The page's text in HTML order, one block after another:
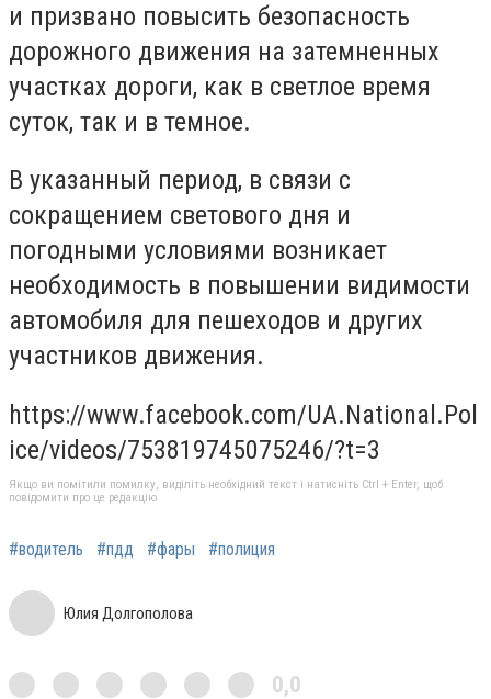
и призвано повысить безопасность
дорожного движения на затемненных
участках дороги, как в светлое время
суток, так и в темное.
В указанный период, в связи с
сокращением светового дня и
погодными условиями возникает
необходимость в повышении видимости
автомобиля для пешеходов и других
участников движения.
https://www.facebook.com/UA.National.Pol
ice/videos/753819745075246/?t=3
Якщо ви помітили помилку, виділіть необхідний текст і натисніть Ctrl + Enter, щоб
повідомити про це редакцію
#водитель #пдд #фары #полиция
Юлия Долгополова
0,0